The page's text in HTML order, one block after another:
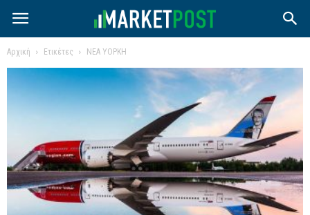
Αρχική Ετικέτες ΝΕΑ ΥΟΡΚΗ